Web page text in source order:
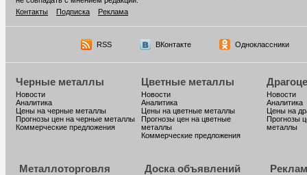
Контакты
Подписка Реклама
RSS ВКонтакте Одноклассники
Черные металлы
Новости
Аналитика
Цены на черные металлы
Прогнозы цен на черные металлы
Коммерческие предложения
Цветные металлы
Новости
Аналитика
Цены на цветные металлы
Прогнозы цен на цветные
металлы
Коммерческие предложения
Новости
Аналитика
Цены на
Прогнозы
металлы
Металлоторговля Доска объявлений